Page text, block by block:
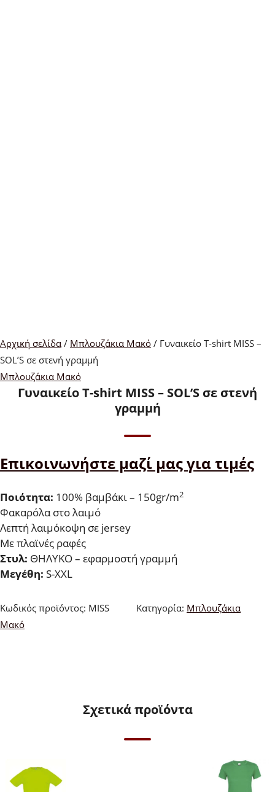
Αρχική σελίδα / Μπλουζάκια Μακό / Γυναικείο T-shirt MISS –
SOL’S σε στενή γραμμή
Μπλουζάκια Μακό
Γυναικείο T-shirt MISS – SOL’S σε στενή
γραμμή
Επικοινωνήστε μαζί μας για τιμές
Ποιότητα: 100% βαμβάκι – 150gr/m2
Φακαρόλα στο λαιμό
Λεπτή λαιμόκοψη σε jersey
Με πλαϊνές ραφές
Στυλ: ΘΗΛΥΚΟ – εφαρμοστή γραμμή
Μεγέθη: S-XXL
Κωδικός προϊόντος: MISS Κατηγορία: Μπλουζάκια
Μακό
Σχετικά προϊόντα